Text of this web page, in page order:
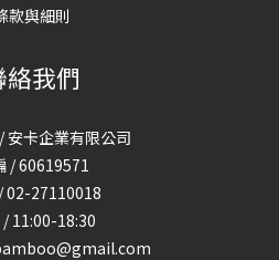
款與細則
絡我們
安卡企業有限公司
/ 60619571
02-27110018
11:00-18:30